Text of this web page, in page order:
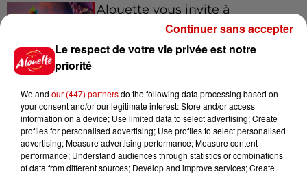
Alouette vous invite à
Futuroscope Xperiences !
Le Duel - Gagnez votre balade
en jet ski !
Le respect de votre vie privée est notre
priorité
We and our (447) partnersdo the following data processing based on
your consent and/or our legitimate interest: Store and/or access
information on a device; Use limited data to select advertising; Create
profiles for personalised advertising; Use profiles to select personalised
advertising; Measure advertising performance; Measure content
performance; Understand audiences through statistics or combinations
of data from different sources; Develop and improve services; Create
Continuer sans accepter